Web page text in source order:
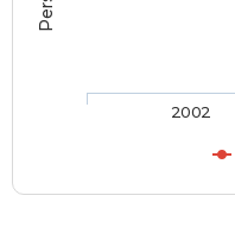
2002